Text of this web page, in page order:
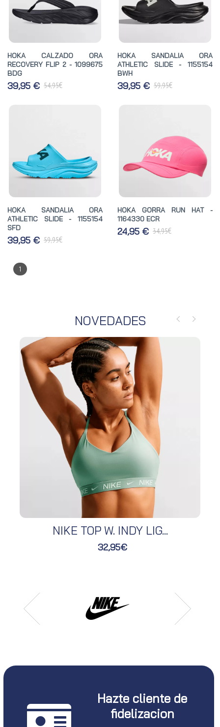
HOKA CALZADO ORA
RECOVERY FLIP 2 - 1099675
BDG
39,95 € 54,95€
HOKA SANDALIA ORA
ATHLETIC SLIDE - 1155154
BWH
39,95 € 59,95€
HOKA SANDALIA ORA
ATHLETIC SLIDE - 1155154
SFD
39,95 € 59,95€
HOKA GORRA RUN HAT -
1164330 ECR
24,95 € 34,95€
1
NOVEDADES
NIKE TOP W. INDY LIG...
32,95€
Hazte cliente de
fidelizacion